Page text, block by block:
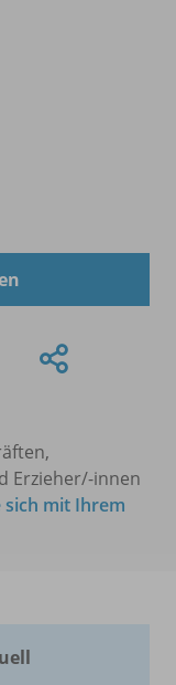
Erzieher/-innen
sich mit Ihrem